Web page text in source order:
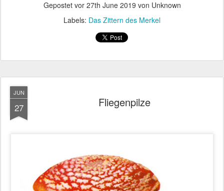
Gepostet vor 27th June 2019 von Unknown
Labels: Das Zittern des Merkel
JUN
27 Fliegenpilze